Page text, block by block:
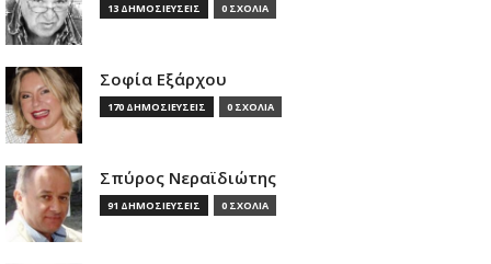
13 ΔΗΜΟΣΙΕΥΣΕΙΣ 0 ΣΧΟΛΙΑ
Σοφία Εξάρχου
170 ΔΗΜΟΣΙΕΥΣΕΙΣ 0 ΣΧΟΛΙΑ
Σπύρος Νεραϊδιώτης
91 ΔΗΜΟΣΙΕΥΣΕΙΣ 0 ΣΧΟΛΙΑ